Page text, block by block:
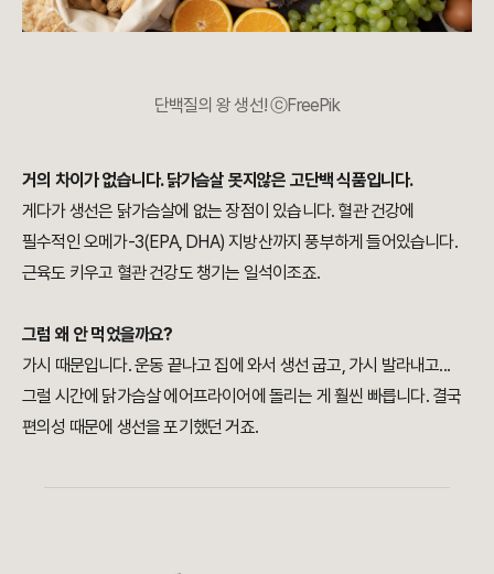
단백질의 왕 생선! ⓒFreePik
거의 차이가 없습니다. 닭가슴살 못지않은 고단백 식품입니다.
게다가 생선은 닭가슴살에 없는 장점이 있습니다. 혈관 건강에
필수적인 오메가-3(EPA, DHA) 지방산까지 풍부하게 들어있습니다.
근육도 키우고 혈관 건강도 챙기는 일석이조죠.
그럼 왜 안 먹었을까요?
가시 때문입니다. 운동 끝나고 집에 와서 생선 굽고, 가시 발라내고...
그럴 시간에 닭가슴살 에어프라이어에 돌리는 게 훨씬 빠릅니다. 결국
편의성 때문에 생선을 포기했던 거죠.